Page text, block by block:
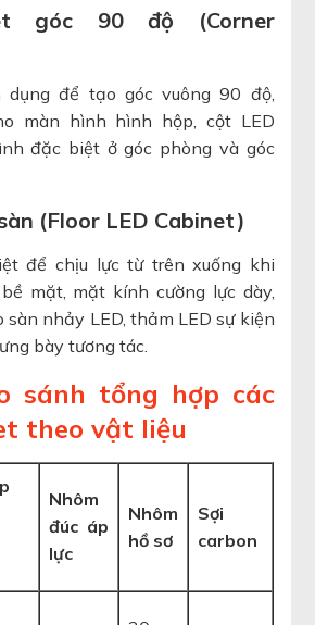
góc 90 độ (Corner
dụng để tạo góc vuông 90 độ,
màn hình hình hộp, cột LED
đặc biệt ở góc phòng và góc
(Floor LED Cabinet)
để chịu lực từ trên xuống khi
mặt, mặt kính cường lực dày,
sàn nhảy LED, thảm LED sự kiện
bày tương tác.
sánh tổng hợp các
theo vật liệu
Nhôm
đúc áp
lực
Nhôm
hồ sơ
Sợi
carbon